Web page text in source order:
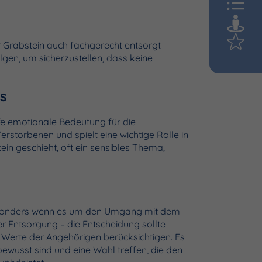
auch fachgerecht entsorgt
um sicherzustellen, dass keine
emotionale Bedeutung für die
und spielt eine wichtige Rolle in
geschieht, oft ein sensibles Thema,
wenn es um den Umgang mit dem
Entsorgung – die Entscheidung sollte
der Angehörigen berücksichtigen. Es
sind und eine Wahl treffen, die den